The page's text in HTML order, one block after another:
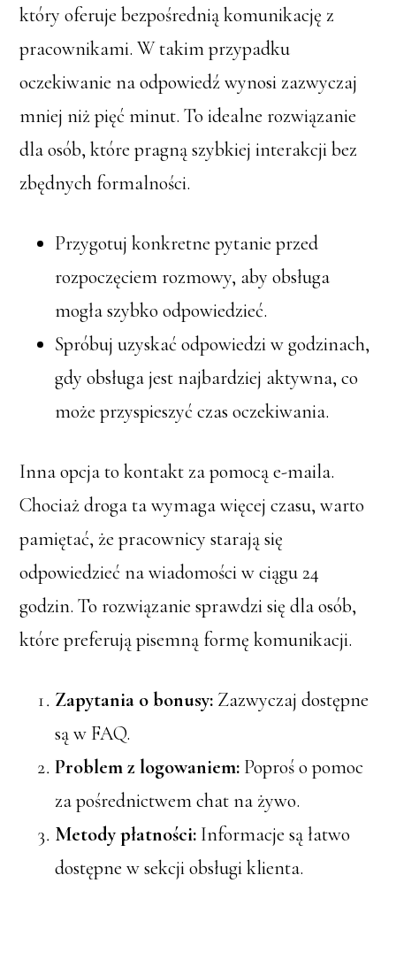
który oferuje bezpośrednią komunikację z
pracownikami. W takim przypadku
oczekiwanie na odpowiedź wynosi zazwyczaj
mniej niż pięć minut. To idealne rozwiązanie
dla osób, które pragną szybkiej interakcji bez
zbędnych formalności.
Przygotuj konkretne pytanie przed
rozpoczęciem rozmowy, aby obsługa
mogła szybko odpowiedzieć.
Spróbuj uzyskać odpowiedzi w godzinach,
gdy obsługa jest najbardziej aktywna, co
może przyspieszyć czas oczekiwania.
Inna opcja to kontakt za pomocą e-maila.
Chociaż droga ta wymaga więcej czasu, warto
pamiętać, że pracownicy starają się
odpowiedzieć na wiadomości w ciągu 24
godzin. To rozwiązanie sprawdzi się dla osób,
które preferują pisemną formę komunikacji.
Zapytania o bonusy: Zazwyczaj dostępne
są w FAQ.
Problem z logowaniem: Poproś o pomoc
za pośrednictwem chat na żywo.
Metody płatności: Informacje są łatwo
dostępne w sekcji obsługi klienta.